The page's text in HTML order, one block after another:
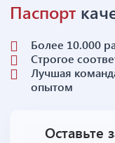
Паспорт
Более 10.000
Строгое
Лучшая
опытом
Оставьте